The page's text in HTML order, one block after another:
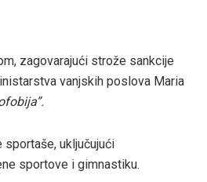
zagovarajući strože sankcije
vanjskih poslova Maria
sportaše, uključujući
sportove i gimnastiku.